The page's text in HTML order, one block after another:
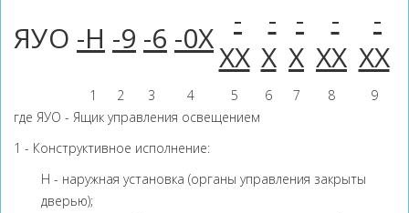
ЯУО -Н -9 -6 -0Х -
ХХ
-
Х
-
Х
-
ХХ
-
ХХ
1 2 3 4 5 6 7 8
9
где ЯУО - Ящик управления освещением
1 - Конструктивное исполнение:
Н - наружная установка (органы управления закрыты
дверью);